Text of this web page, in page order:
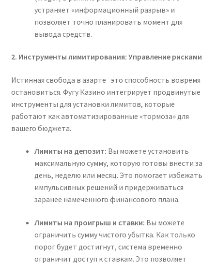
устраняет «информационный разрыв» и
позволяет точно планировать момент для
вывода средств.
2. Инструменты лимитирования: Управление рисками
Истинная свобода в азарте это способность вовремя
остановиться. Фугу Казино интегрирует продвинутые
инструменты для установки лимитов, которые
работают как автоматизированные «тормоза» для
вашего бюджета.
Лимиты на депозит: Вы можете установить
максимальную сумму, которую готовы внести за
день, неделю или месяц. Это помогает избежать
импульсивных решений и придерживаться
заранее намеченного финансового плана.
Лимиты на проигрыш и ставки: Вы можете
ограничить сумму чистого убытка. Как только
порог будет достигнут, система временно
ограничит доступ к ставкам. Это позволяет